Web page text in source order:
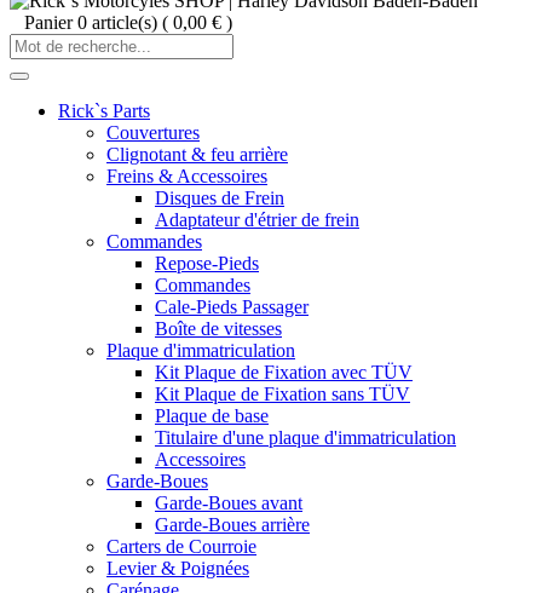
Panier 0 article(s) ( 0,00 € )
Rick`s Parts
Couvertures
Clignotant & feu arrière
Freins & Accessoires
Disques de Frein
Adaptateur d'étrier de frein
Commandes
Repose-Pieds
Commandes
Cale-Pieds Passager
Boîte de vitesses
Plaque d'immatriculation
Kit Plaque de Fixation avec TÜV
Kit Plaque de Fixation sans TÜV
Plaque de base
Titulaire d'une plaque d'immatriculation
Accessoires
Garde-Boues
Garde-Boues avant
Garde-Boues arrière
Carters de Courroie
Levier & Poignées